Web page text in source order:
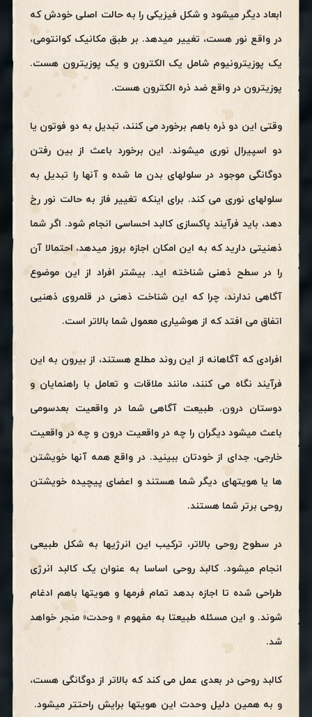
ابعاد دیگر میشود و شکل فیزیکی را به حالت اصلی خودش که
در واقع نور هست، تغییر میدهد. بر طبق مکانیک کوانتومی،
یک پوزیترونیوم شامل یک الکترون و یک پوزیترون هست.
پوزیترون در واقع ضد ذره الکترون هست.
وقتی این دو ذره باهم برخورد می کنند، تبدیل به دو فوتون یا
دو اسپیرال نوری میشوند. این برخورد باعث از بین رفتن
دوگانگی موجود در سلولهای بدن ما شده و آنها را تبدیل به
سلولهای نوری می کند. برای اینکه تغییر فاز به حالت نور رخ
دهد، باید فرآیند پاکسازی کالبد احساسی انجام شود. اگر شما
ذهنیتی دارید که به این امکان اجازه بروز میدهد، احتمالا آن
را در سطح ذهنی شناخته اید. بیشتر افراد از این موضوع
آگاهی ندارند، چرا که این شناخت ذهنی در قلمروی ذهنیی
اتفاق می افتد که از هوشیاری معمول شما بالاتر است.
افرادی که آگاهانه از این روند مطلع هستند، از بیرون به این
فرآیند نگاه می کنند، مانند ملاقات و تعامل با راهنمایان و
دوستان درون. طبیعت آگاهی شما در واقعیت بعدسومی
باعث میشود دیگران را چه در واقعیت درون و چه در واقعیت
خارجی، جدای از خودتان ببینید. در واقع همه آنها خویشتن
ها یا هویتهای دیگر شما هستند و اعضای پیچیده خویشتن
روحی برتر شما هستند.
در سطوح روحی بالاتر، ترکیب این انرژیها به شکل طبیعی
انجام میشود. کالبد روحی اساسا به عنوان یک کالبد انرژی
طراحی شده تا اجازه بدهد تمام فرمها و هویتها باهم ادغام
شوند. و این مسئله طبیعتا به مفهوم « وحدت» منجر خواهد
شد.
کالبد روحی در بعدی عمل می کند که بالاتر از دوگانگی هست،
و به همین دلیل وحدت این هویتها برایش راحتتر میشود.